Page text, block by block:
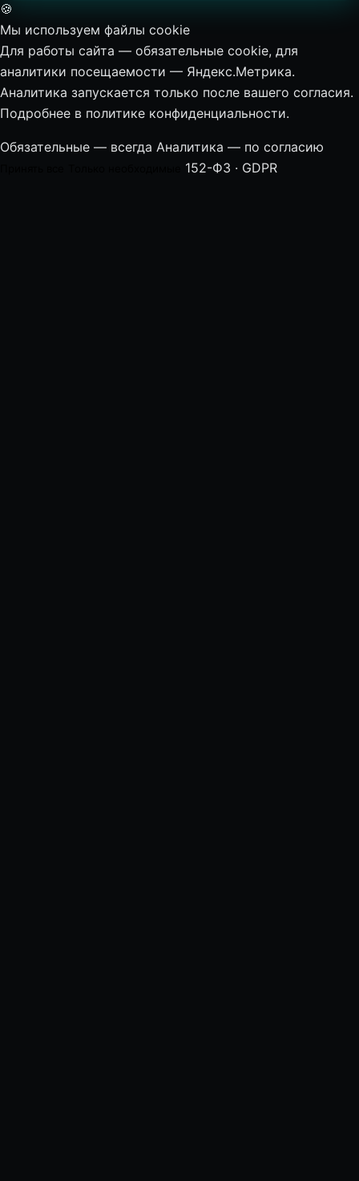
🍪
Мы используем файлы cookie
Для работы сайта — обязательные cookie, для
аналитики посещаемости — Яндекс.Метрика.
Аналитика запускается только после вашего согласия.
Подробнее в политике конфиденциальности.
Обязательные — всегда Аналитика — по согласию
152-ФЗ · GDPR